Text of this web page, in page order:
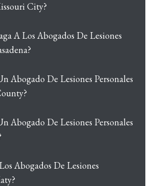
City?
A Los Abogados De Lesiones
Abogado De Lesiones Personales
Abogado De Lesiones Personales
Abogados De Lesiones